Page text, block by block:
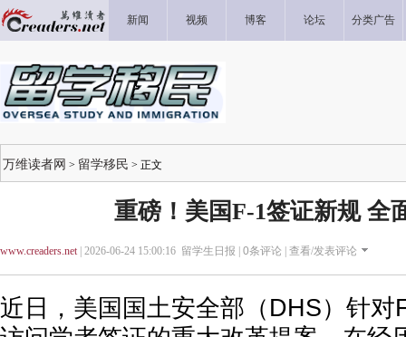
新闻 视频 博客 论坛 分类广告
万维读者网 > 留学移民 > 正文
重磅！美国F-1签证新规 全
www.creaders.net| 2026-06-24 15:00:16 留学生日报 | 0条评论 | 查看/发表评论
近日，美国国土安全部（DHS）针对